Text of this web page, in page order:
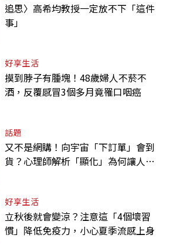
追思〉高希均教授一定放不下「這件
事」
好享生活
摸到脖子有腫塊！48歲婦人不菸不
酒，反覆感冒3個多月竟罹口咽癌
話題
又不是網購！向宇宙「下訂單」會到
貨？心理師解析「顯化」為何讓人無
好享生活
立秋後就會變涼？注意這「4個壞習
慣」降低免疫力，小心夏季流感上身